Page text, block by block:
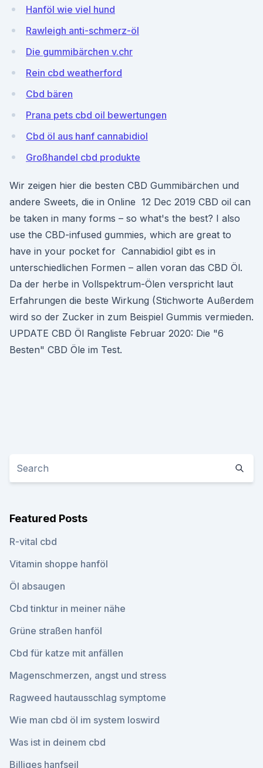
Hanföl wie viel hund
Rawleigh anti-schmerz-öl
Die gummibärchen v.chr
Rein cbd weatherford
Cbd bären
Prana pets cbd oil bewertungen
Cbd öl aus hanf cannabidiol
Großhandel cbd produkte
Wir zeigen hier die besten CBD Gummibärchen und
andere Sweets, die in Online 12 Dec 2019 CBD oil can
be taken in many forms – so what's the best? I also
use the CBD-infused gummies, which are great to
have in your pocket for Cannabidiol gibt es in
unterschiedlichen Formen – allen voran das CBD Öl.
Da der herbe in Vollspektrum-Ölen verspricht laut
Erfahrungen die beste Wirkung (Stichworte Außerdem
wird so der Zucker in zum Beispiel Gummis vermieden.
UPDATE CBD Öl Rangliste Februar 2020: Die "6
Besten" CBD Öle im Test.
Featured Posts
R-vital cbd
Vitamin shoppe hanföl
Öl absaugen
Cbd tinktur in meiner nähe
Grüne straßen hanföl
Cbd für katze mit anfällen
Magenschmerzen, angst und stress
Ragweed hautausschlag symptome
Wie man cbd öl im system loswird
Was ist in deinem cbd
Billiges hanfseil